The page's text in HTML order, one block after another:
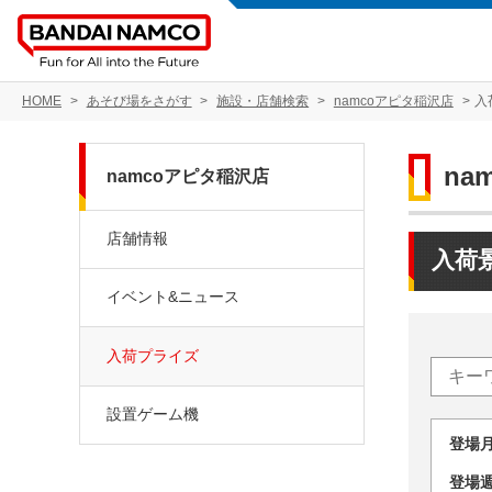
HOME あそび場をさがす 施設・店舗検索 namcoアピタ稲沢店 入
入荷
登
登
namcoアピタ稲沢店
店舗情報
イベント&ニュース
入荷プライズ
設置ゲーム機